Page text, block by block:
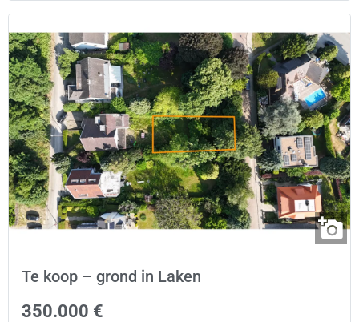
Te koop – grond in Laken
350.000 €